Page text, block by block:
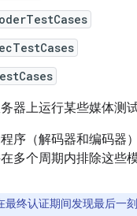
器上运行某些媒体测
序（解码器和编码器
多个周期内排除这些模
最终认证期间发现最后一